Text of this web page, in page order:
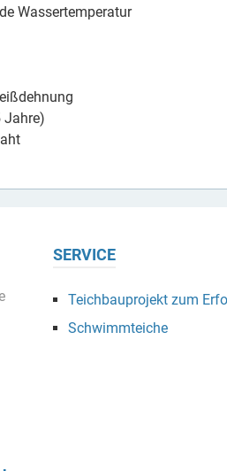
Wassertemperatur
Jahre)
SERVICE
Teichbauprojekt zum
Schwimmteiche